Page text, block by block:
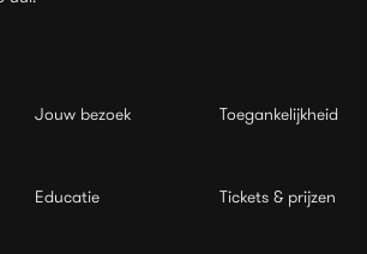
Jouw bezoek Toegankelijkheid
Educatie Tickets & prijzen